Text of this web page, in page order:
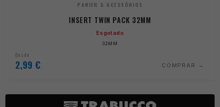
PANIER & ACESSÓRIOS
INSERT TWIN PACK 32MM
Esgotado
32MM
Desde
2,99 € COMPRAR